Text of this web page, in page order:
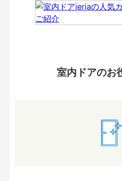
室内ドアのお